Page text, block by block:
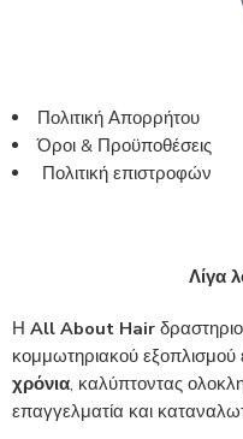
Πολιτική Απορρήτου
Όροι & Προϋποθέσεις
Πολιτική επιστροφών
Λίγα
Η All About Hair
κομμωτηριακού
χρόνια, καλύπτοντας
επαγγελματία και